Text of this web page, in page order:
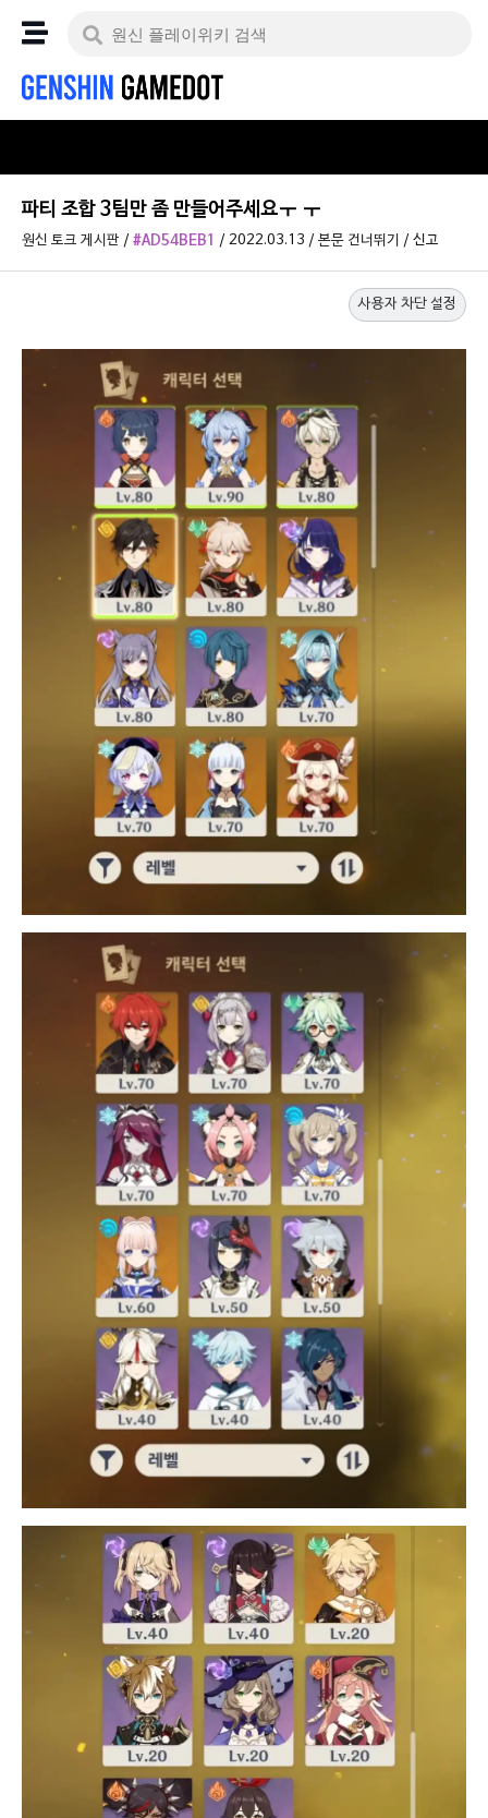
파티 조합 3팀만 좀 만들어주세요ㅜ ㅜ
원신 토크 게시판 / #AD54BEB1 / 2022.03.13 / 본문 건너뛰기 / 신고
사용자 차단 설정